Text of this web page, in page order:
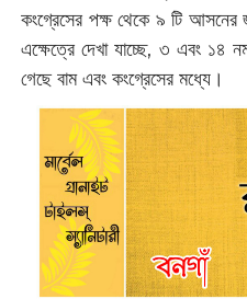
কংগ্রেসের পক্ষ থেকে ৯ টি আসনের
এক্ষেত্রে দেখা যাচ্ছে, ৩ এবং ১৪
গেছে বাম এবং কংগ্রেসের মধ্যে।